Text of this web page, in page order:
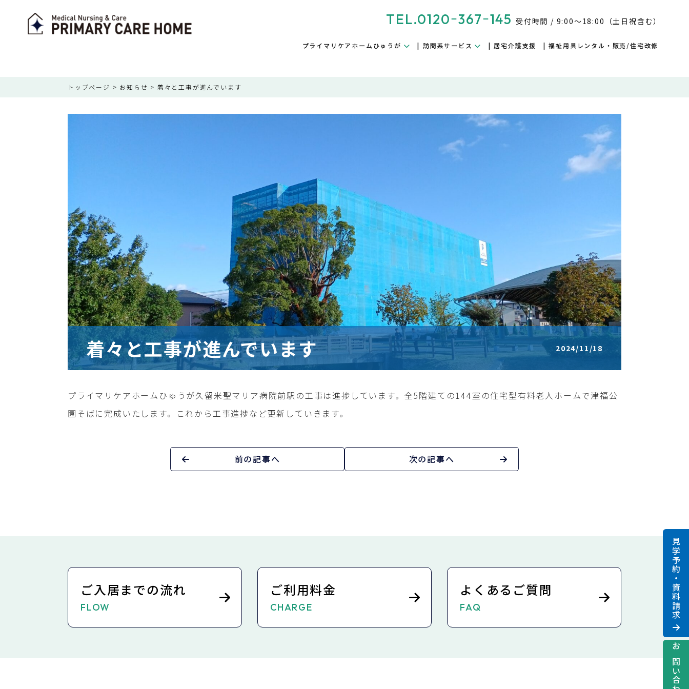
TEL.0120ｰ367ｰ145 受付時間 / 9:00～18:00（土日祝含む）
プライマリケアホームひゅうが 訪問系サービス 居宅介護支援 福祉用具レンタル・販売/住宅改修
トップページ > お知らせ > 着々と工事が進んでいます
見学予約・資料請求
お問い合わせ
着々と工事が進んでいます 2024/11/18
プライマリケアホームひゅうが久留米聖マリア病院前駅の工事は進捗しています。全5階建ての144室の住宅型有料老人ホームで津福公
園そばに完成いたします。これから工事進捗など更新していきます。
前の記事へ 次の記事へ
ご入居までの流れ
FLOW
ご利用料金
CHARGE
よくあるご質問
FAQ